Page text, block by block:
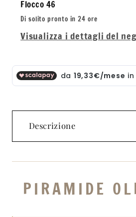
Flocco 46
Di solito pronto in 24 ore
Visualizza i dettagli del
Descrizione
PIRAMIDE